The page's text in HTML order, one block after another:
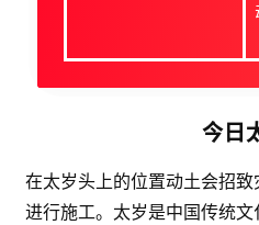
今日
在太岁头上的位置动土会招
进行施工。太岁是中国传统